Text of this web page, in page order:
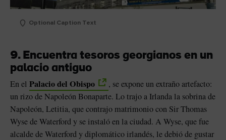
Optional Caption Text
9. Encuentra tesoros georgianos en un
palacio antiguo
En el Palacio del Obispo
, se expone un extraño artefacto:
un rizo de Napoleón Bonaparte. Lo trajo a Irlanda la sobrina de
Napoleón, Letitia, que contrajo matrimonio con Sir Thomas
Wyse de Waterford y se instaló en la ciudad. A Wyse, que fue
alcalde de Waterford y diplomático irlandés, le debió de gustar